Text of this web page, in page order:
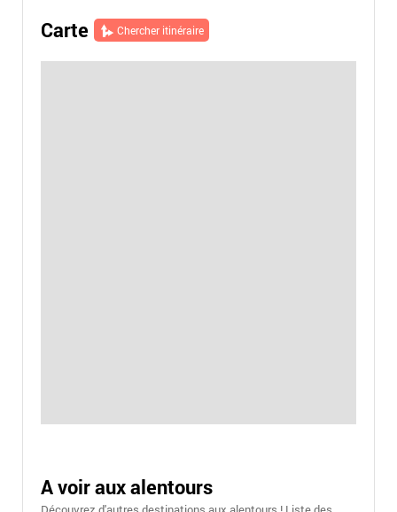
Carte Chercher itinéraire
A voir aux alentours